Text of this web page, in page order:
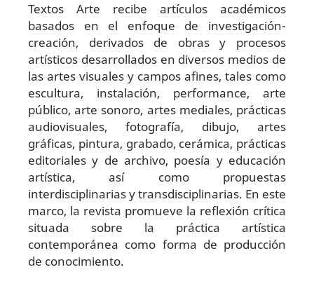
Textos Arte recibe artículos académicos
basados en el enfoque de investigación-
creación, derivados de obras y procesos
artísticos desarrollados en diversos medios de
las artes visuales y campos afines, tales como
escultura, instalación, performance, arte
público, arte sonoro, artes mediales, prácticas
audiovisuales, fotografía, dibujo, artes
gráficas, pintura, grabado, cerámica, prácticas
editoriales y de archivo, poesía y educación
artística, así como propuestas
interdisciplinarias y transdisciplinarias. En este
marco, la revista promueve la reflexión crítica
situada sobre la práctica artística
contemporánea como forma de producción
de conocimiento.